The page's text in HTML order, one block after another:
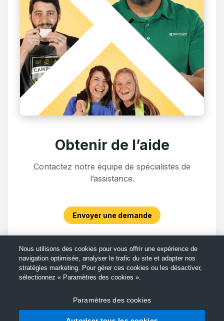
Obtenir de l’aide
Contactez notre équipe de spécialistes de
l’assistance.
Envoyer une demande
Nous utilisons des cookies pour vous offrir une expérience de
navigation optimisée, analyser le trafic du site et adapter nos
stratégies marketing. Pour gérer ces cookies ou les désactiver,
sélectionnez « Paramètres des cookies ».
Paramètres des cookies